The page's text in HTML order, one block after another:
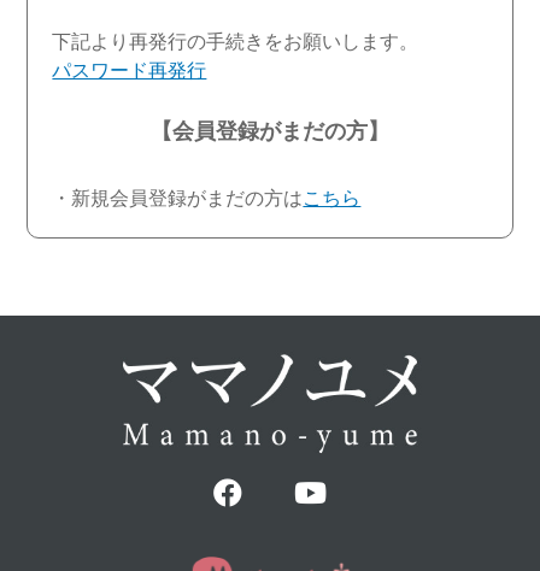
下記より再発行の手続きをお願いします。
パスワード再発行
【会員登録がまだの方】
・新規会員登録がまだの方はこちら